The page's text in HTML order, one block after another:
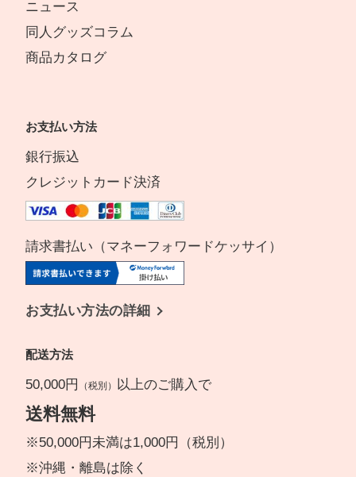
ニュース
同人グッズコラム
商品カタログ
お支払い方法
銀行振込
クレジットカード決済
請求書払い（マネーフォワードケッサイ）
お支払い方法の詳細
配送方法
50,000円 （税別） 以上のご購入で
送料無料
※50,000円未満は1,000円（税別）
※沖縄・離島は除く